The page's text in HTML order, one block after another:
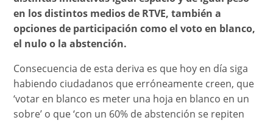
en los distintos medios de RTVE, también a
opciones de participación como el voto en blanco,
el nulo o la abstención.
Consecuencia de esta deriva es que hoy en día siga
habiendo ciudadanos que erróneamente creen, que
‘votar en blanco es meter una hoja en blanco en un
sobre’ o que ‘con un 60% de abstención se repiten